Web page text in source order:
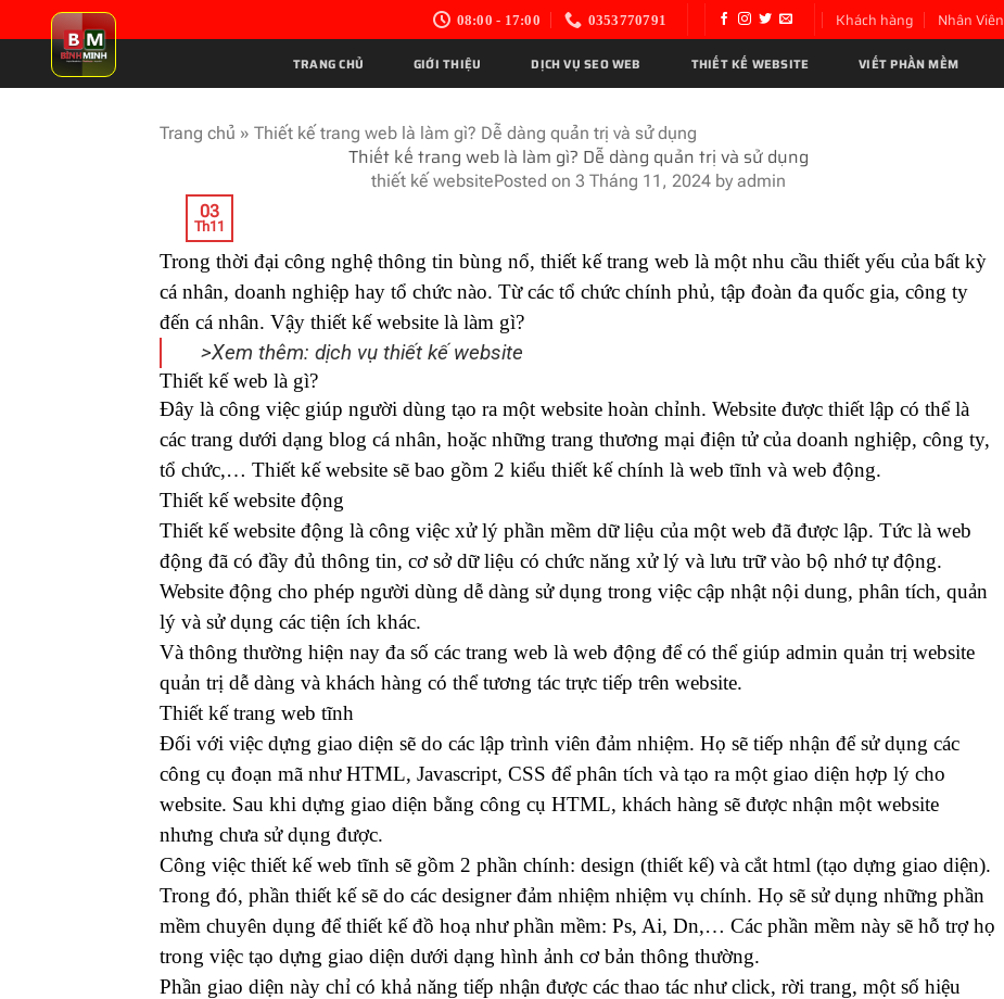
to
content
08:00 - 17:00 0353770791 Khách hàng Nhân Viên
TRANG CHỦ GIỚI THIỆU DỊCH VỤ SEO WEB THIẾT KẾ WEBSITE VIẾT PHẦN MỀM
Trang chủ » Thiết kế trang web là làm gì? Dễ dàng quản trị và sử dụng
Thiết kế trang web là làm gì? Dễ dàng quản trị và sử dụng
thiết kế websitePosted on3 Tháng 11, 2024 byadmin
03
Th11
Trong thời đại công nghệ thông tin bùng nổ, thiết kế trang web là một nhu cầu thiết yếu của bất kỳ
cá nhân, doanh nghiệp hay tổ chức nào. Từ các tổ chức chính phủ, tập đoàn đa quốc gia, công ty
đến cá nhân. Vậy thiết kế website là làm gì?
>Xem thêm: dịch vụ thiết kế website
Thiết kế web là gì?
Đây là công việc giúp người dùng tạo ra một website hoàn chỉnh. Website được thiết lập có thể là
các trang dưới dạng blog cá nhân, hoặc những trang thương mại điện tử của doanh nghiệp, công ty,
tổ chức,… Thiết kế website sẽ bao gồm 2 kiểu thiết kế chính là web tĩnh và web động.
Thiết kế website động
Thiết kế website động là công việc xử lý phần mềm dữ liệu của một web đã được lập. Tức là web
động đã có đầy đủ thông tin, cơ sở dữ liệu có chức năng xử lý và lưu trữ vào bộ nhớ tự động.
Website động cho phép người dùng dễ dàng sử dụng trong việc cập nhật nội dung, phân tích, quản
lý và sử dụng các tiện ích khác.
Và thông thường hiện nay đa số các trang web là web động để có thể giúp admin quản trị website
quản trị dễ dàng và khách hàng có thể tương tác trực tiếp trên website.
Thiết kế trang web tĩnh
Đối với việc dựng giao diện sẽ do các lập trình viên đảm nhiệm. Họ sẽ tiếp nhận để sử dụng các
công cụ đoạn mã như HTML, Javascript, CSS để phân tích và tạo ra một giao diện hợp lý cho
website. Sau khi dựng giao diện bằng công cụ HTML, khách hàng sẽ được nhận một website
nhưng chưa sử dụng được.
Công việc thiết kế web tĩnh sẽ gồm 2 phần chính: design (thiết kế) và cắt html (tạo dựng giao diện).
Trong đó, phần thiết kế sẽ do các designer đảm nhiệm nhiệm vụ chính. Họ sẽ sử dụng những phần
mềm chuyên dụng để thiết kế đồ hoạ như phần mềm: Ps, Ai, Dn,… Các phần mềm này sẽ hỗ trợ họ
trong việc tạo dựng giao diện dưới dạng hình ảnh cơ bản thông thường.
Phần giao diện này chỉ có khả năng tiếp nhận được các thao tác như click, rời trang, một số hiệu